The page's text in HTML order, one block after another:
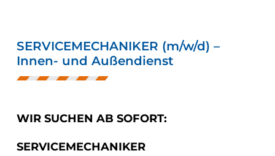
SERVICEMECHANIKER (m/w/d) –
Innen- und Außendienst
WIR SUCHEN AB SOFORT:
SERVICEMECHANIKER